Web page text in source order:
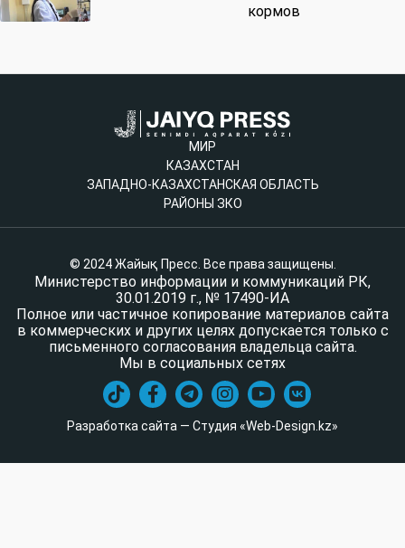
кормов
МИР
КАЗАХСТАН
ЗАПАДНО-КАЗАХСТАНСКАЯ ОБЛАСТЬ
РАЙОНЫ ЗКО
© 2024 Жайық Пресс. Все права защищены.
Министерство информации и коммуникаций РК,
30.01.2019 г., № 17490-ИА
Полное или частичное копирование материалов сайта
в коммерческих и других целях допускается только с
письменного согласования владельца сайта.
Мы в социальных сетях
Разработка сайта — Студия «Web-Design.kz»